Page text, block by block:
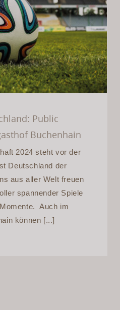
im
Buchenhain
Public
Buchenhain
2024 steht vor der
Deutschland der
aus aller Welt freuen
spannender Spiele
Auch im
können [...]